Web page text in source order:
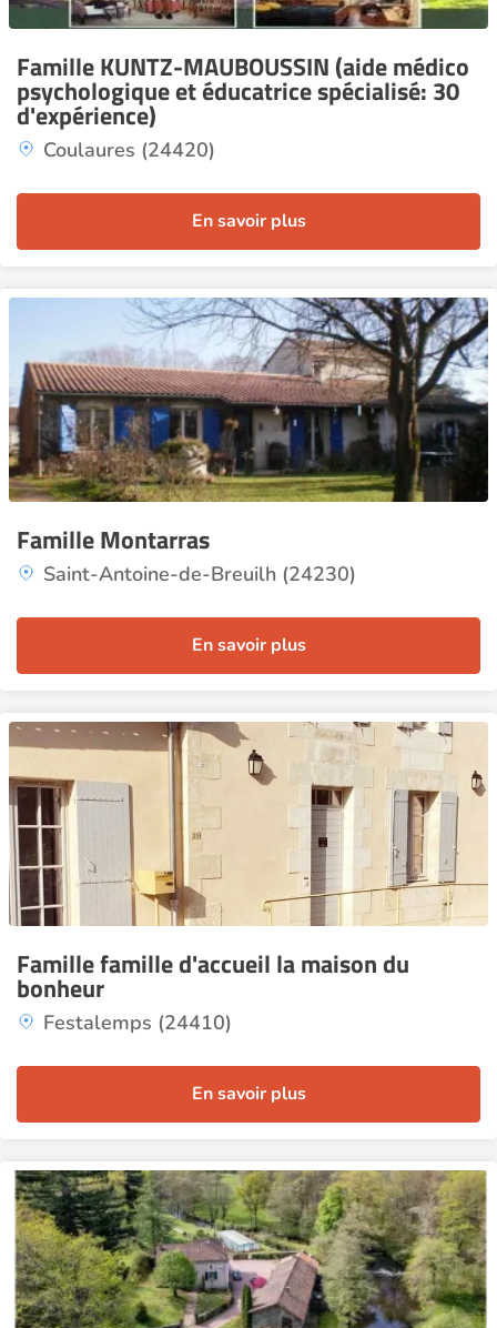
Famille KUNTZ-MAUBOUSSIN (aide médico
psychologique et éducatrice spécialisé: 30
d'expérience)
Coulaures (24420)
En savoir plus
Famille Montarras
Saint-Antoine-de-Breuilh (24230)
En savoir plus
Famille famille d'accueil la maison du
bonheur
Festalemps (24410)
En savoir plus